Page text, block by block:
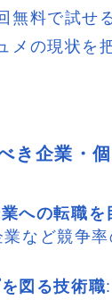
無料で試せ
メの現状を
き企業・
への転職を
など競争
図る技術職